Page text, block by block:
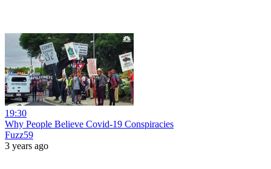
19:30
Why People Believe Covid-19 Conspiracies
Fuzz59
3 years ago